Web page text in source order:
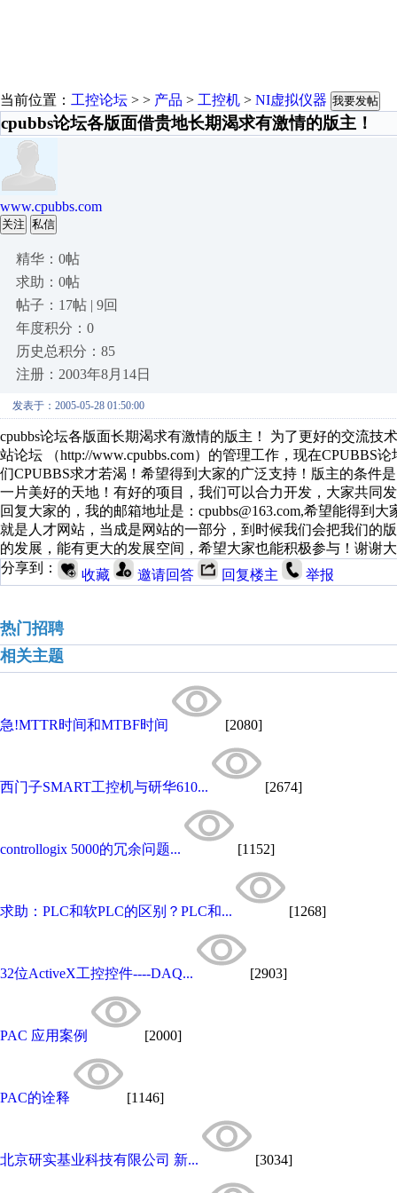
当前位置： 工控论坛 > > 产品 > 工控机 > NI虚拟仪器 我要发帖
cpubbs论坛各版面借贵地长期渴求有激情的版主！
www.cpubbs.com
关注 私信
精华：0帖
求助：0帖
帖子：17帖 | 9回
年度积分：0
历史总积分：85
注册：2003年8月14日
发表于：2005-05-28 01:50:00
cpubbs论坛各版面长期渴求有激情的版主！ 为了更好的交流
站论坛 （http://www.cpubbs.com）的管理工作，现在
们CPUBBS求才若渴！希望得到大家的广泛支持！版主的条件
一片美好的天地！有好的项目，我们可以合力开发，大家共同
回复大家的，我的邮箱地址是：cpubbs@163.com,希望能得到
就是人才网站，当成是网站的一部分，到时候我们会把我们的
的发展，能有更大的发展空间，希望大家也能积极参与！谢谢
分享到：
收藏 邀请回答 回复楼主 举报
热门招聘
相关主题
急!MTTR时间和MTBF时间 [2080]
西门子SMART工控机与研华610... [2674]
controllogix 5000的冗余问题... [1152]
求助：PLC和软PLC的区别？PLC和... [1268]
32位ActiveX工控控件----DAQ... [2903]
PAC 应用案例 [2000]
PAC的诠释 [1146]
北京研实基业科技有限公司 新... [3034]